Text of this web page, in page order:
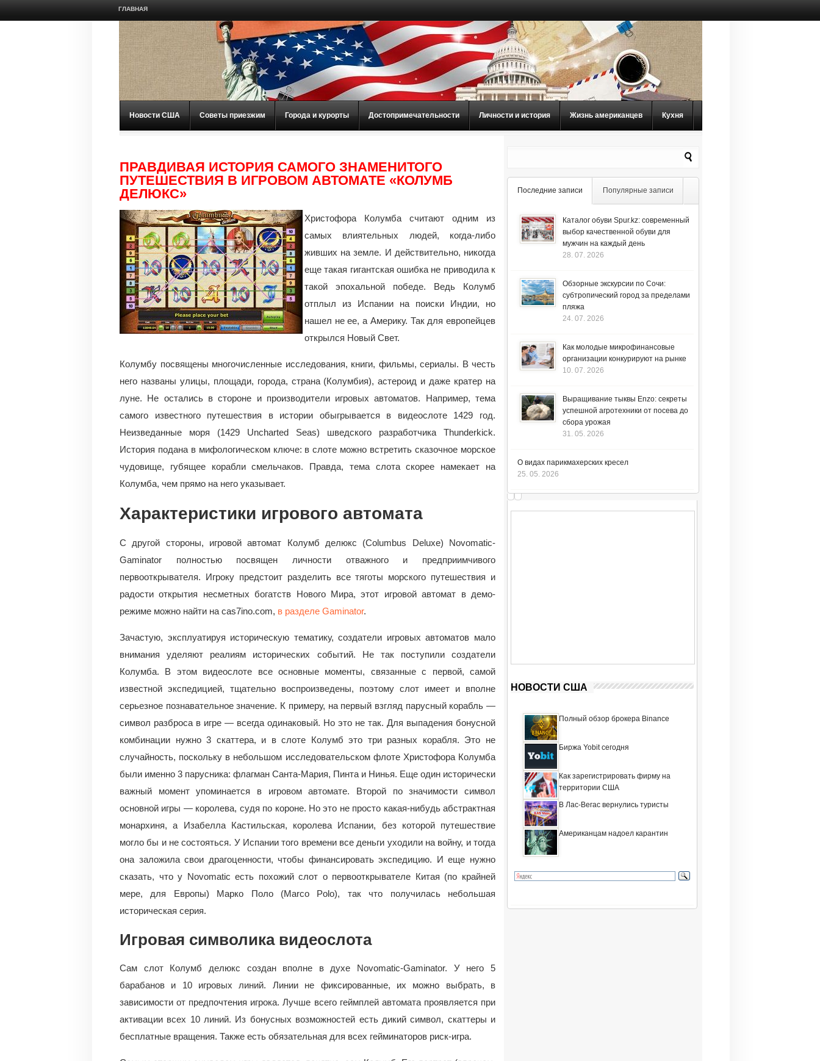
ГЛАВНАЯ
Новости США Советы приезжим Города и курорты Достопримечательности Личности и история Жизнь американцев Кухня
ПРАВДИВАЯ ИСТОРИЯ САМОГО ЗНАМЕНИТОГО
ПУТЕШЕСТВИЯ В ИГРОВОМ АВТОМАТЕ «КОЛУМБ
ДЕЛЮКС»
Христофора Колумба считают одним из
самых влиятельных людей, когда-либо
живших на земле. И действительно, никогда
еще такая гигантская ошибка не приводила к
такой эпохальной победе. Ведь Колумб
отплыл из Испании на поиски Индии, но
нашел не ее, а Америку. Так для европейцев
открылся Новый Свет.
Колумбу посвящены многочисленные исследования, книги, фильмы, сериалы. В честь
него названы улицы, площади, города, страна (Колумбия), астероид и даже кратер на
луне. Не остались в стороне и производители игровых автоматов. Например, тема
самого известного путешествия в истории обыгрывается в видеослоте 1429 год.
Неизведанные моря (1429 Uncharted Seas) шведского разработчика Thunderkick.
История подана в мифологическом ключе: в слоте можно встретить сказочное морское
чудовище, губящее корабли смельчаков. Правда, тема слота скорее намекает на
Колумба, чем прямо на него указывает.
Характеристики игрового автомата
С другой стороны, игровой автомат Колумб делюкс (Columbus Deluxe) Novomatic-
Gaminator полностью посвящен личности отважного и предприимчивого
первооткрывателя. Игроку предстоит разделить все тяготы морского путешествия и
радости открытия несметных богатств Нового Мира, этот игровой автомат в демо-
режиме можно найти на cas7ino.com, в разделе Gaminator.
Зачастую, эксплуатируя историческую тематику, создатели игровых автоматов мало
внимания уделяют реалиям исторических событий. Не так поступили создатели
Колумба. В этом видеослоте все основные моменты, связанные с первой, самой
известной экспедицией, тщательно воспроизведены, поэтому слот имеет и вполне
серьезное познавательное значение. К примеру, на первый взгляд парусный корабль —
символ разброса в игре — всегда одинаковый. Но это не так. Для выпадения бонусной
комбинации нужно 3 скаттера, и в слоте Колумб это три разных корабля. Это не
случайность, поскольку в небольшом исследовательском флоте Христофора Колумба
были именно 3 парусника: флагман Санта-Мария, Пинта и Нинья. Еще один исторически
важный момент упоминается в игровом автомате. Второй по значимости символ
основной игры — королева, судя по короне. Но это не просто какая-нибудь абстрактная
монархиня, а Изабелла Кастильская, королева Испании, без которой путешествие
могло бы и не состояться. У Испании того времени все деньги уходили на войну, и тогда
она заложила свои драгоценности, чтобы финансировать экспедицию. И еще нужно
сказать, что у Novomatic есть похожий слот о первооткрывателе Китая (по крайней
мере, для Европы) Марко Поло (Marco Polo), так что получилась небольшая
историческая серия.
Игровая символика видеослота
Сам слот Колумб делюкс создан вполне в духе Novomatic-Gaminator. У него 5
барабанов и 10 игровых линий. Линии не фиксированные, их можно выбрать, в
зависимости от предпочтения игрока. Лучше всего геймплей автомата проявляется при
активации всех 10 линий. Из бонусных возможностей есть дикий символ, скаттеры и
бесплатные вращения. Также есть обязательная для всех гейминаторов риск-игра.
Последние записи Популярные записи
Каталог обуви Spur.kz: современный
выбор качественной обуви для
мужчин на каждый день
28. 07. 2026
Обзорные экскурсии по Сочи:
субтропический город за пределами
пляжа
24. 07. 2026
Как молодые микрофинансовые
организации конкурируют на рынке
10. 07. 2026
Выращивание тыквы Enzo: секреты
успешной агротехники от посева до
сбора урожая
31. 05. 2026
О видах парикмахерских кресел
25. 05. 2026
НОВОСТИ США
Полный обзор брокера Binance
Биржа Yobit сегодня
Как зарегистрировать фирму на
территории США
В Лас-Вегас вернулись туристы
Американцам надоел карантин